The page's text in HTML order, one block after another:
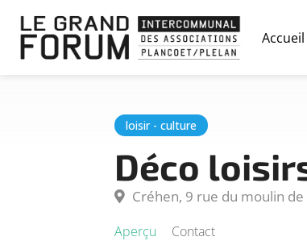
Accueil
loisir - culture
Déco
Créhen, 9 rue du moulin de
Aperçu Contact